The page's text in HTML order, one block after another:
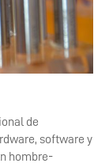
de
software y
hombre-